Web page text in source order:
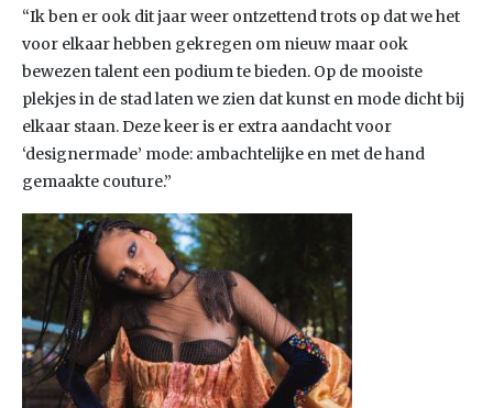
“Ik ben er ook dit jaar weer ontzettend trots op dat we het
voor elkaar hebben gekregen om nieuw maar ook
bewezen talent een podium te bieden. Op de mooiste
plekjes in de stad laten we zien dat kunst en mode dicht bij
elkaar staan. Deze keer is er extra aandacht voor
‘designermade’ mode: ambachtelijke en met de hand
gemaakte couture.”